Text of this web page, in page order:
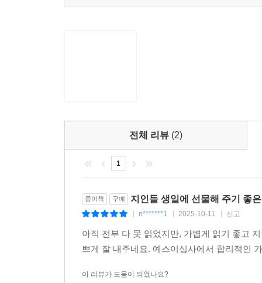
전체 리뷰 (2)
1
종이책 구매 지인들 생일에 선물해 주기 좋
n*******1 2025-10-11 신고
아직 전부 다 못 읽었지만, 가볍게 읽기 좋고
쁘게 잘 내주네요. 예스이십사에서 합리적인
이 리뷰가 도움이 되었나요?